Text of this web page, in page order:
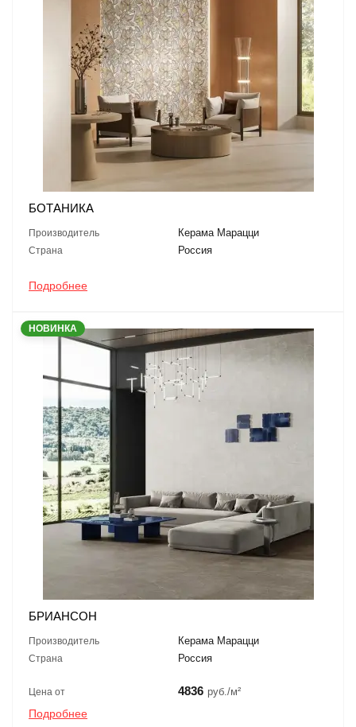
БОТАНИКА
Производитель Керама Марацци
Страна Россия
Подробнее
НОВИНКА
БРИАНСОН
Производитель Керама Марацци
Страна Россия
Цена от 4836 руб./м²
Подробнее